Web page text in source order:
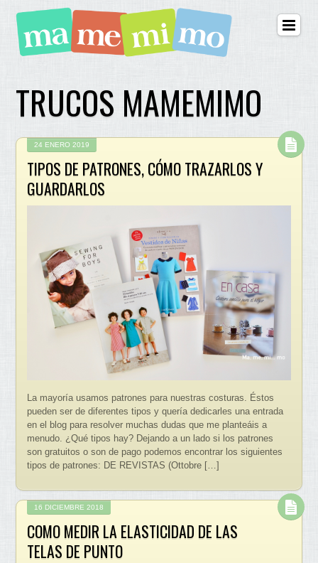
TRUCOS MAMEMIMO
24 ENERO 2019
TIPOS DE PATRONES, CÓMO TRAZARLOS Y
GUARDARLOS
La mayoría usamos patrones para nuestras costuras. Éstos
pueden ser de diferentes tipos y quería dedicarles una entrada
en el blog para resolver muchas dudas que me planteáis a
menudo. ¿Qué tipos hay? Dejando a un lado si los patrones
son gratuitos o son de pago podemos encontrar los siguientes
tipos de patrones: DE REVISTAS (Ottobre […]
16 DICIEMBRE 2018
COMO MEDIR LA ELASTICIDAD DE LAS
TELAS DE PUNTO